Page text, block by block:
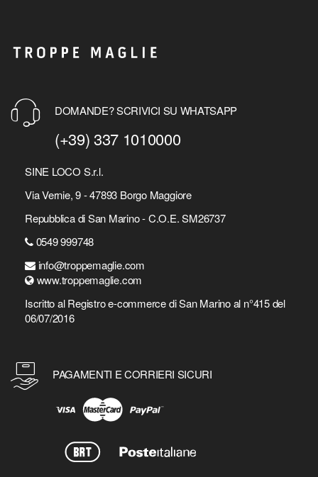
DOMANDE? SCRIVICI SU WHATSAPP
(+39) 337 1010000
SINE LOCO S.r.l.
Via Vernie, 9 - 47893 Borgo Maggiore
Repubblica di San Marino - C.O.E. SM26737
0549 999748
info@troppemaglie.com
www.troppemaglie.com
Iscritto al Registro e-commerce di San Marino al n°415 del
06/07/2016
PAGAMENTI E CORRIERI SICURI